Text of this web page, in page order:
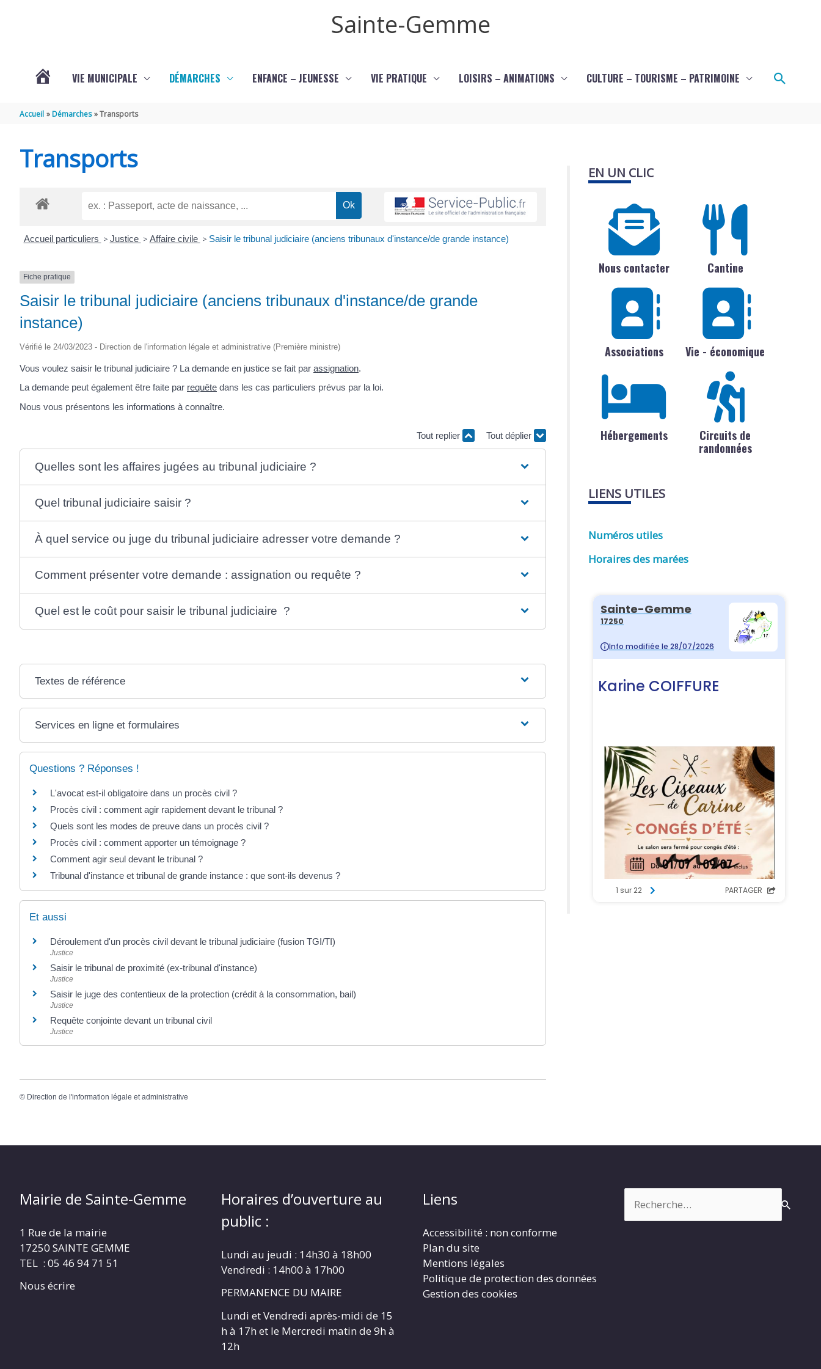
Sainte-Gemme
GEMME
VIE MUNICIPALE DÉMARCHES ENFANCE – JEUNESSE VIE PRATIQUE LOISIRS – ANIMATIONS CULTURE – TOURISME – PATRIMOINE
Accueil Démarches Transports
Transports
Accueil particuliers > Justice > Affaire civile > Saisir le tribunal judiciaire (anciens tribunaux d'instance/de grande instance)
Fiche pratique
Saisir le tribunal judiciaire (anciens tribunaux d'instance/de grande
instance)
Vérifié le 24/03/2023 - Direction de l'information légale et administrative (Première ministre)
Vous voulez saisir le tribunal judiciaire ? La demande en justice se fait par assignation.
La demande peut également être faite par requête dans les cas particuliers prévus par la loi.
Nous vous présentons les informations à connaître.
Tout replier Tout déplier
Quelles sont les affaires jugées au tribunal judiciaire ?
Quel tribunal judiciaire saisir ?
À quel service ou juge du tribunal judiciaire adresser votre demande ?
Comment présenter votre demande : assignation ou requête ?
Quel est le coût pour saisir le tribunal judiciaire ?
Textes de référence
Services en ligne et formulaires
Questions ? Réponses !
L'avocat est-il obligatoire dans un procès civil ?
Procès civil : comment agir rapidement devant le tribunal ?
Quels sont les modes de preuve dans un procès civil ?
Procès civil : comment apporter un témoignage ?
Comment agir seul devant le tribunal ?
Tribunal d'instance et tribunal de grande instance : que sont-ils devenus ?
Et aussi
Déroulement d'un procès civil devant le tribunal judiciaire (fusion TGI/TI)
Justice
Saisir le tribunal de proximité (ex-tribunal d'instance)
Justice
Saisir le juge des contentieux de la protection (crédit à la consommation, bail)
Justice
Requête conjointe devant un tribunal civil
Justice
© Direction de l'information légale et administrative
EN UN CLIC
Nous contacter Cantine
Associations Vie - économique
Hébergements
Circuits de
randonnées
LIENS UTILES
Numéros utiles
Horaires des marées
Mairie de Sainte-Gemme
1 Rue de la mairie
17250 SAINTE GEMME
TEL : 05 46 94 71 51
Nous écrire
Horaires d’ouverture au
public :
Lundi au jeudi : 14h30 à 18h00
Vendredi : 14h00 à 17h00
PERMANENCE DU MAIRE
Lundi et Vendredi après-midi de 15
h à 17h et le Mercredi matin de 9h à
12h
Liens
Accessibilité : non conforme
Plan du site
Mentions légales
Politique de protection des données
Gestion des cookies